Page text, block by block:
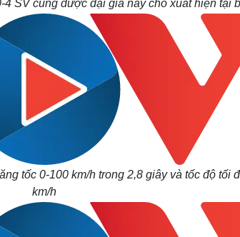
SV cũng được đại gia này cho xuất hiện tại
tốc 0-100 km/h trong 2,8 giây và tốc độ tối
km/h